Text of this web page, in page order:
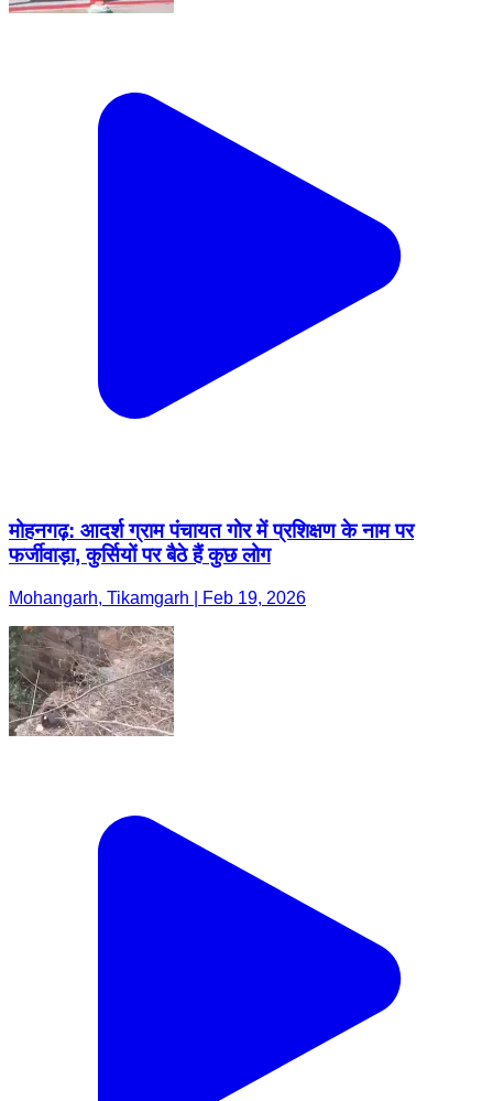
मोहनगढ़: आदर्श ग्राम पंचायत गोर में प्रशिक्षण के नाम पर
फर्जीवाड़ा, कुर्सियों पर बैठे हैं कुछ लोग
Mohangarh, Tikamgarh | Feb 19, 2026